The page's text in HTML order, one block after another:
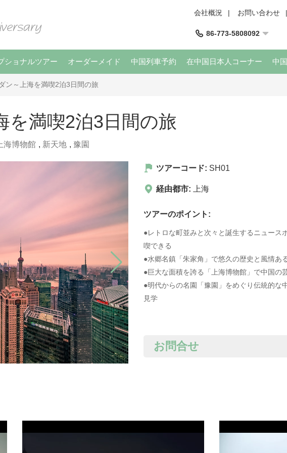
会社概況 | お問い合わせ |
86-773-5808092
ショナルツアー オーダーメイド 中国列車予約 在中国日本人コーナー 中
ン～上海を満喫2泊3日間の旅
を満喫2泊3日間の旅
海博物館 , 新天地 , 豫園
ツアーコード: SH01
経由都市: 上海
ツアーのポイント:
●レトロな町並みと次々と誕生するニュース
喫できる
●水郷名鎮「朱家角」で悠久の歴史と風情あ
●巨大な面積を誇る「上海博物館」で中国の
●明代からの名園「豫園」をめぐり伝統的な
見学
お問合せ